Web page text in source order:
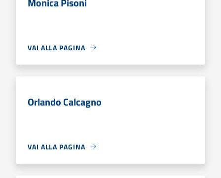
VAI ALLA PAGINA
Orlando Calcagno
VAI ALLA PAGINA